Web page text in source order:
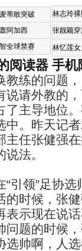
蒂敢突破
阿加西
全球禁赛
林志玲
张靓颖
林忆莲
阅读器 手机
练的问题，
说请外教的
了主导地位
中。昨天记
主任张健强
法。
领”足协选
时候，张健
表示现在说
问题的时候
选帅啊，人